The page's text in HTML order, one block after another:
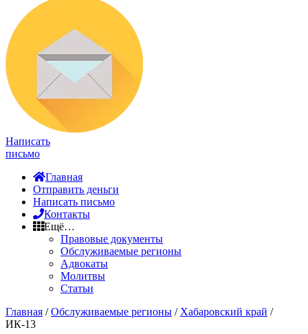
Написать
письмо
Главная
Отправить деньги
Написать письмо
Контакты
Ещё…
Правовые документы
Обслуживаемые регионы
Адвокаты
Молитвы
Статьи
Главная /Обслуживаемые регионы / Хабаровский край /
ИК-13